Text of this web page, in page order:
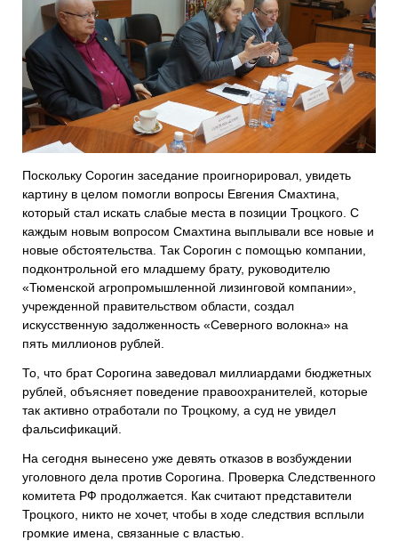
Поскольку Сорогин заседание проигнорировал, увидеть
картину в целом помогли вопросы Евгения Смахтина,
который стал искать слабые места в позиции Троцкого. С
каждым новым вопросом Смахтина выплывали все новые и
новые обстоятельства. Так Сорогин с помощью компании,
подконтрольной его младшему брату, руководителю
«Тюменской агропромышленной лизинговой компании»,
учрежденной правительством области, создал
искусственную задолженность «Северного волокна» на
пять миллионов рублей.
То, что брат Сорогина заведовал миллиардами бюджетных
рублей, объясняет поведение правоохранителей, которые
так активно отработали по Троцкому, а суд не увидел
фальсификаций.
На сегодня вынесено уже девять отказов в возбуждении
уголовного дела против Сорогина. Проверка Следственного
комитета РФ продолжается. Как считают представители
Троцкого, никто не хочет, чтобы в ходе следствия всплыли
громкие имена, связанные с властью.